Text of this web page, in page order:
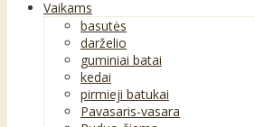
Vaikams
basutės
darželio
guminiai batai
kedai
pirmieji batukai
Pavasaris-vasara